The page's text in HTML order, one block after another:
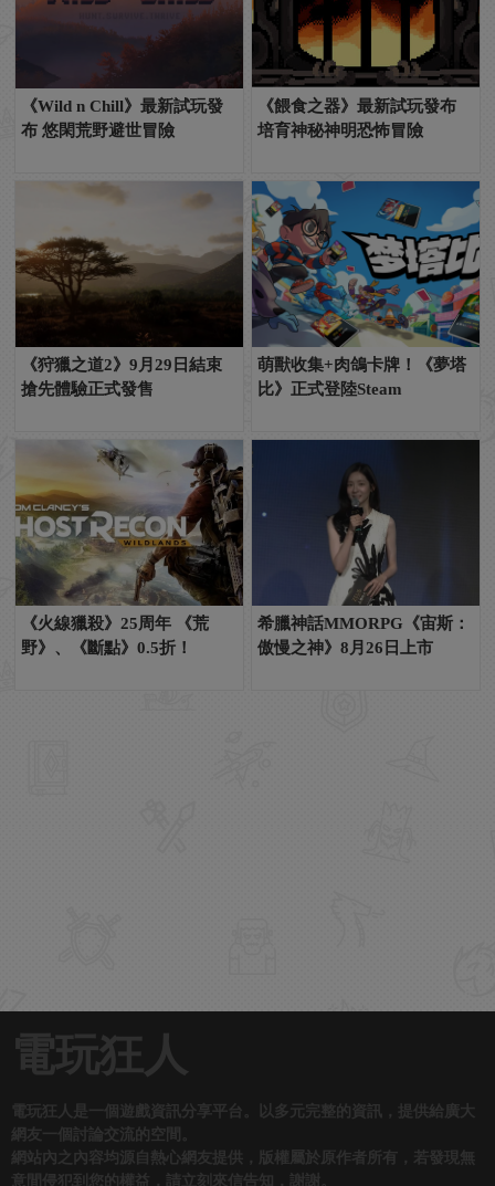
《Wild n Chill》最新試玩發
布 悠閑荒野避世冒險
《餵食之器》最新試玩發布
培育神秘神明恐怖冒險
《狩獵之道2》9月29日結束
搶先體驗正式發售
萌獸收集+肉鴿卡牌！《夢塔
比》正式登陸Steam
《火線獵殺》25周年 《荒
野》、《斷點》0.5折！
希臘神話MMORPG《宙斯：
傲慢之神》8月26日上市
電玩狂人
電玩狂人是一個遊戲資訊分享平台。以多元完整的資訊，提供給廣大
網友一個討論交流的空間。
網站內之內容均源自熱心網友提供，版權屬於原作者所有，若發現無
意間侵犯到您的權益，請立刻來信告知，謝謝。